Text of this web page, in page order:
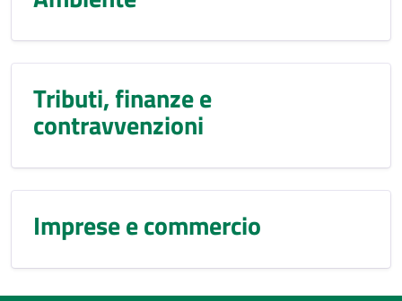
Tributi, finanze e
contravvenzioni
Imprese e commercio